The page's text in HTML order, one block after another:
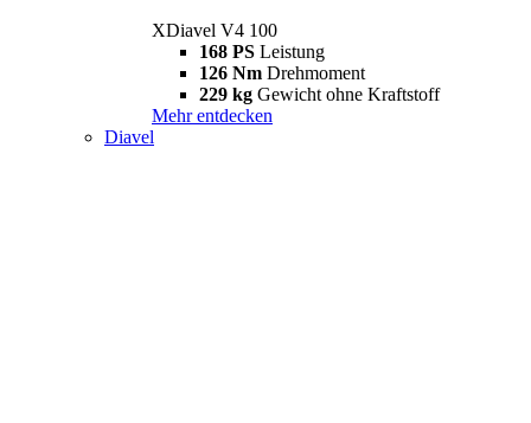
XDiavel V4 100
168 PS Leistung
126 Nm Drehmoment
229 kg Gewicht ohne Kraftstoff
Mehr entdecken
Diavel